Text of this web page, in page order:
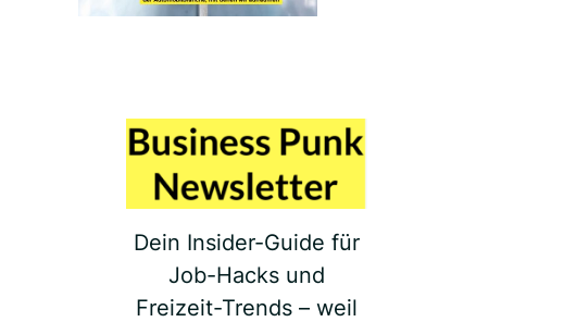
Dein Insider-Guide für
Job-Hacks und
Freizeit-Trends – weil